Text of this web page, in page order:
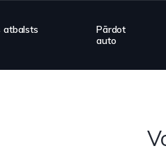
atbalsts
Pārdot
auto